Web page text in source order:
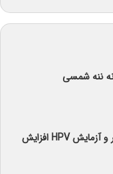
ننه شمسی
چرا میزان تست پاپ اسمیر و آزمایش HPV افزایش